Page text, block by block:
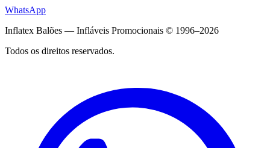
WhatsApp
Inflatex Balões — Infláveis Promocionais © 1996–2026
Todos os direitos reservados.